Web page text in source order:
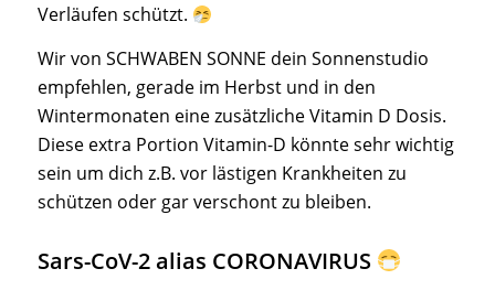
Verläufen schützt.
Wir von SCHWABEN SONNE dein Sonnenstudio
empfehlen, gerade im Herbst und in den
Wintermonaten eine zusätzliche Vitamin D Dosis.
Diese extra Portion Vitamin-D könnte sehr wichtig
sein um dich z.B. vor lästigen Krankheiten zu
schützen oder gar verschont zu bleiben.
Sars-CoV-2 alias CORONAVIRUS